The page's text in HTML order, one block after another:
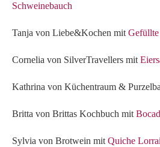
Schweinebauch
Tanja von Liebe&Kochen mit Gefüllte
Cornelia von SilverTravellers mit
Kathrina von Küchentraum &
Britta von Brittas Kochbuch mit
Sylvia von Brotwein mit Quiche